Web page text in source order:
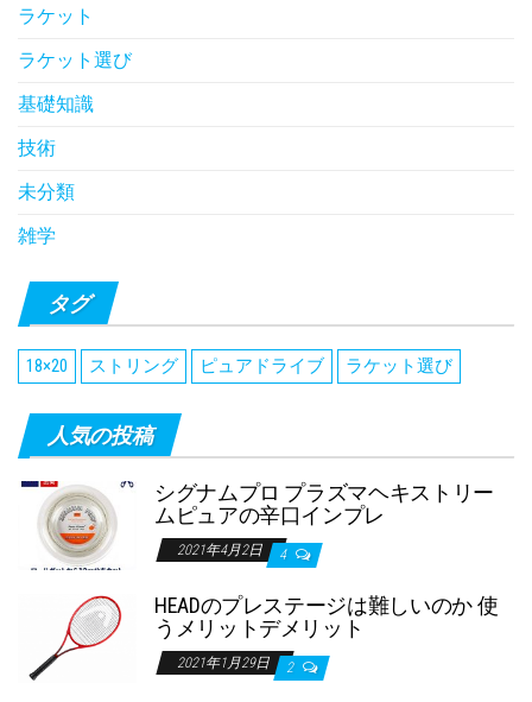
ラケット
ラケット選び
基礎知識
技術
未分類
雑学
タグ
18×20 ストリング ピュアドライブ ラケット選び
人気の投稿
シグナムプロ プラズマヘキストリー
ムピュアの辛口インプレ
2021年4月2日 4
HEADのプレステージは難しいのか 使
うメリットデメリット
2021年1月29日 2